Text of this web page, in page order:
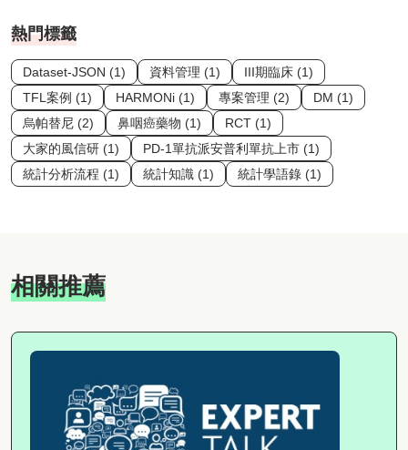
熱門標籤
Dataset-JSON (1) 資料管理 (1)
III期臨床 (1)
TFL案例 (1)
HARMONi (1) 專案管理 (2)
DM (1)
烏帕替尼 (2)
鼻咽癌藥物 (1)
RCT (1)
大家的風信研 (1)
PD-1單抗派安普利單抗上市 (1)
統計分析流程 (1)
統計知識 (1) 統計學語錄 (1)
相關推薦